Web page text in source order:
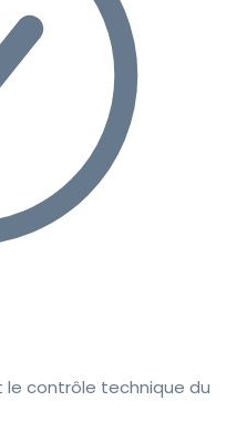
contrôle technique du